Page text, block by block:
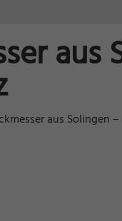
aus
aus Solingen